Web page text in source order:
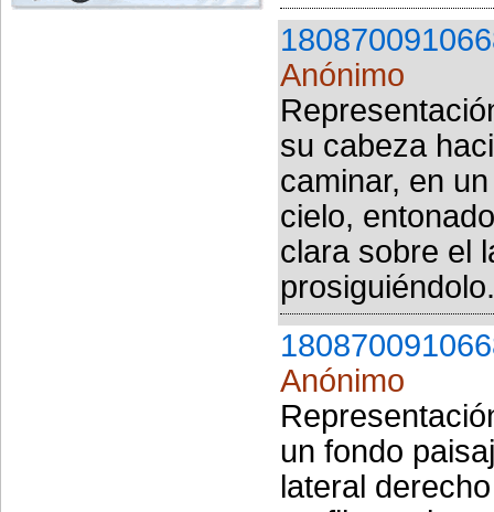
Anónimo
su cabeza
caminar, en
cielo,
clara sobre el
Anónimo
un fondo
lateral